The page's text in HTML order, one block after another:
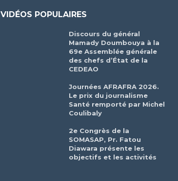
VIDÉOS POPULAIRES
Discours du général
Mamady Doumbouya à la
69e Assemblée générale
des chefs d’État de la
CEDEAO
Journées AFRAFRA 2026.
Le prix du journalisme
Santé remporté par Michel
Coulibaly
2e Congrès de la
SOMASAP, Pr. Fatou
Diawara présente les
objectifs et les activités